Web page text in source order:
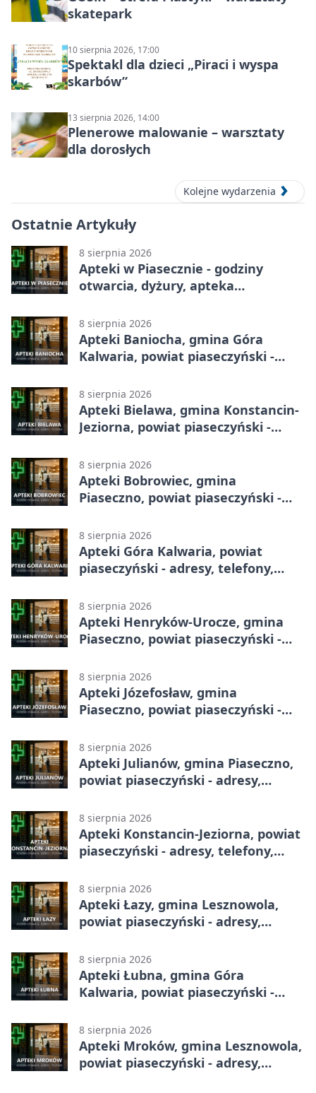
skatepark
10 sierpnia 2026, 17:00
Spektakl dla dzieci „Piraci i wyspa
skarbów”
13 sierpnia 2026, 14:00
Plenerowe malowanie – warsztaty
dla dorosłych
Kolejne wydarzenia
Ostatnie Artykuły
8 sierpnia 2026
Apteki w Piasecznie - godziny
otwarcia, dyżury, apteka
8 sierpnia 2026
Apteki Baniocha, gmina Góra
Kalwaria, powiat piaseczyński -
8 sierpnia 2026
Apteki Bielawa, gmina Konstancin-
Jeziorna, powiat piaseczyński -
8 sierpnia 2026
Apteki Bobrowiec, gmina
Piaseczno, powiat piaseczyński -
8 sierpnia 2026
Apteki Góra Kalwaria, powiat
piaseczyński - adresy, telefony,
8 sierpnia 2026
Apteki Henryków-Urocze, gmina
Piaseczno, powiat piaseczyński -
8 sierpnia 2026
Apteki Józefosław, gmina
Piaseczno, powiat piaseczyński -
8 sierpnia 2026
Apteki Julianów, gmina Piaseczno,
powiat piaseczyński - adresy,
8 sierpnia 2026
Apteki Konstancin-Jeziorna, powiat
piaseczyński - adresy, telefony,
8 sierpnia 2026
Apteki Łazy, gmina Lesznowola,
powiat piaseczyński - adresy,
8 sierpnia 2026
Apteki Łubna, gmina Góra
Kalwaria, powiat piaseczyński -
8 sierpnia 2026
Apteki Mroków, gmina Lesznowola,
powiat piaseczyński - adresy,